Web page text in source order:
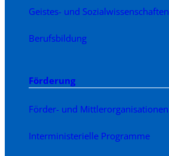
Geistes- und Sozialwissenschaften
Berufsbildung
Förderung
Förder- und Mittlerorganisationen
Interministerielle Programme